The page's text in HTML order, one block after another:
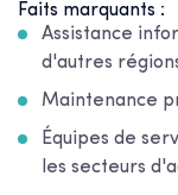
Faits marquants :
Assistance
d'autres
Maintenance
Équipes de
les secteurs